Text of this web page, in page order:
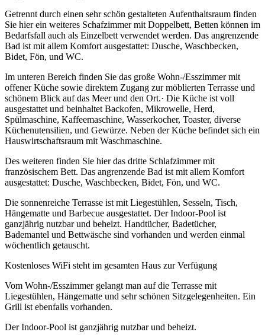
Getrennt durch einen sehr schön gestalteten Aufenthaltsraum finden
Sie hier ein weiteres Schafzimmer mit Doppelbett, Betten können im
Bedarfsfall auch als Einzelbett verwendet werden. Das angrenzende
Bad ist mit allem Komfort ausgestattet: Dusche, Waschbecken,
Bidet, Fön, und WC.
Im unteren Bereich finden Sie das große Wohn-/Esszimmer mit
offener Küche sowie direktem Zugang zur möblierten Terrasse und
schönem Blick auf das Meer und den Ort.· Die Küche ist voll
ausgestattet und beinhaltet Backofen, Mikrowelle, Herd,
Spülmaschine, Kaffeemaschine, Wasserkocher, Toaster, diverse
Küchenutensilien, und Gewürze. Neben der Küche befindet sich ein
Hauswirtschaftsraum mit Waschmaschine.
Des weiteren finden Sie hier das dritte Schlafzimmer mit
französischem Bett. Das angrenzende Bad ist mit allem Komfort
ausgestattet: Dusche, Waschbecken, Bidet, Fön, und WC.
Die sonnenreiche Terrasse ist mit Liegestühlen, Sesseln, Tisch,
Hängematte und Barbecue ausgestattet. Der Indoor-Pool ist
ganzjährig nutzbar und beheizt. Handtücher, Badetücher,
Bademantel und Bettwäsche sind vorhanden und werden einmal
wöchentlich getauscht.
Kostenloses WiFi steht im gesamten Haus zur Verfügung
Vom Wohn-/Esszimmer gelangt man auf die Terrasse mit
Liegestühlen, Hängematte und sehr schönen Sitzgelegenheiten. Ein
Grill ist ebenfalls vorhanden.
Der Indoor-Pool ist ganzjährig nutzbar und beheizt.